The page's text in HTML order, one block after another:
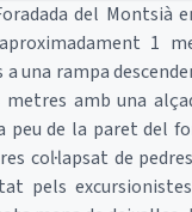
del Montsià
1
a una rampa
metres amb una
peu de la paret del
col·lapsat de
pels